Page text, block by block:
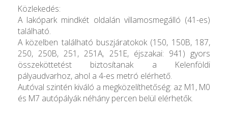
Közlekedés:
A lakópark mindkét oldalán villamosmegálló (41-es)
található.
A közelben található buszjáratokok (150, 150B, 187,
250, 250B, 251, 251A, 251E, éjszakai: 941) gyors
összeköttetést biztosítanak a Kelenföldi
pályaudvarhoz, ahol a 4-es metró elérhető.
Autóval szintén kiváló a megközelíthetőség: az M1, M0
és M7 autópályák néhány percen belül elérhetők.